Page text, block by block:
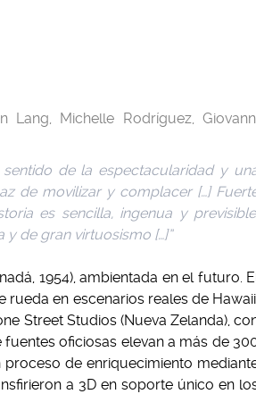
Lang, Michelle Rodríguez,
de la espectacularidad y
de movilizar y complacer […]
es sencilla, ingenua y
de gran virtuosismo […]”
1954), ambientada en el futuro.
rueda en escenarios reales de
Street Studios (Nueva Zelanda),
oficiosas elevan a más de
proceso de enriquecimiento
a 3D en soporte único en